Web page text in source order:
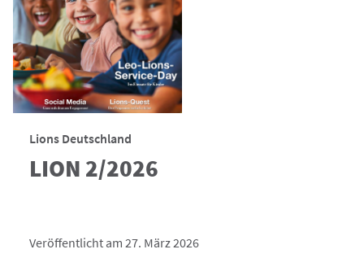
Lions Deutschland
LION 2/2026
Veröffentlicht am 27. März 2026